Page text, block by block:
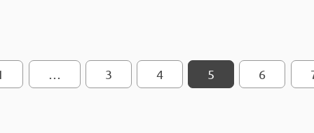
SEITEN-NAVIGATION
… 3 4 5 6